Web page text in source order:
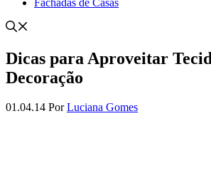
Dicas para Aproveitar
Decoração
01.04.14 PorLuciana Gomes